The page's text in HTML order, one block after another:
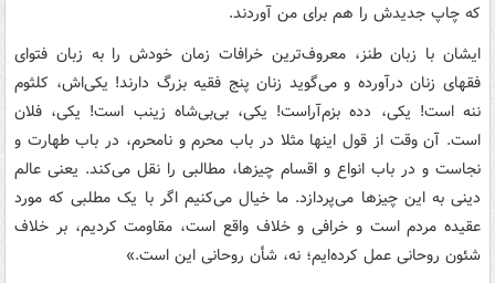
که چاپ جديدش را هم براى من آوردند.
ايشان با زبان طنز، معروف‌ترين خرافات زمان خودش را به زبان فتواى
فقهاى زنان درآورده و مى‌گويد زنان پنج فقيه بزرگ دارند! يکى‌اش، کلثوم
ننه است! يکى، دده بزم‌آراست! يکى، بى‌بى‌شاه زينب است! يکى، فلان
است. آن وقت از قول اينها مثلا در باب محرم و نامحرم، در باب طهارت و
نجاست و در باب انواع و اقسام چيزها، مطالبى را نقل مى‌کند. يعنى عالم
دينى به اين چيزها مى‌پردازد. ما خيال مى‌کنيم اگر با يک مطلبى که مورد
عقيده‌ مردم است و خرافى و خلاف واقع است، مقاومت کرديم، بر خلاف
شئون روحانى عمل کرده‌ايم؛ نه، شأن روحانى اين است.»